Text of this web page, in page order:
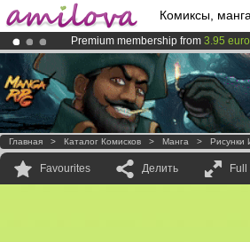
Комиксы,
Premium membership from 3.95
AmilovaKickstarter is now LIVE!.
Already 100000membersand 1000
Главная > Каталог Комисков > Манга > Рисунки
Favourites Делить